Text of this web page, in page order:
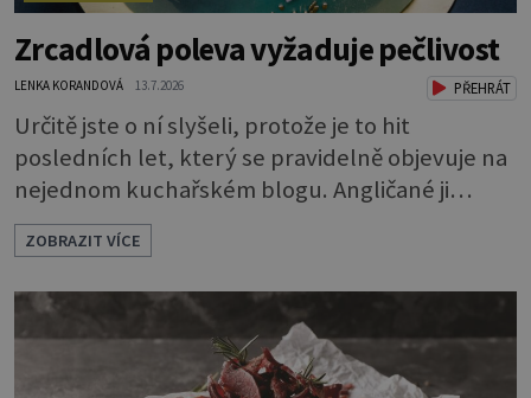
Zrcadlová poleva vyžaduje pečlivost
LENKA KORANDOVÁ 13.7.2026 PŘEHRÁT
Určitě jste o ní slyšeli, protože je to hit
posledních let, který se pravidelně objevuje na
nejednom kuchařském blogu. Angličané ji
nazývají mirror glaze, tedy zrcadlová poleva, a
opravdu se jako zrcadlo blyští. Pokud vás
napadlo, že byste si ji také rádi zkusili, klidně se
do toho dejte. A jaký že zázrak způsobí, že
vytvoříte takový lesk? Vlastně je to jednoduché.
Dort musíte před politím pár
ZOBRAZIT VÍCE